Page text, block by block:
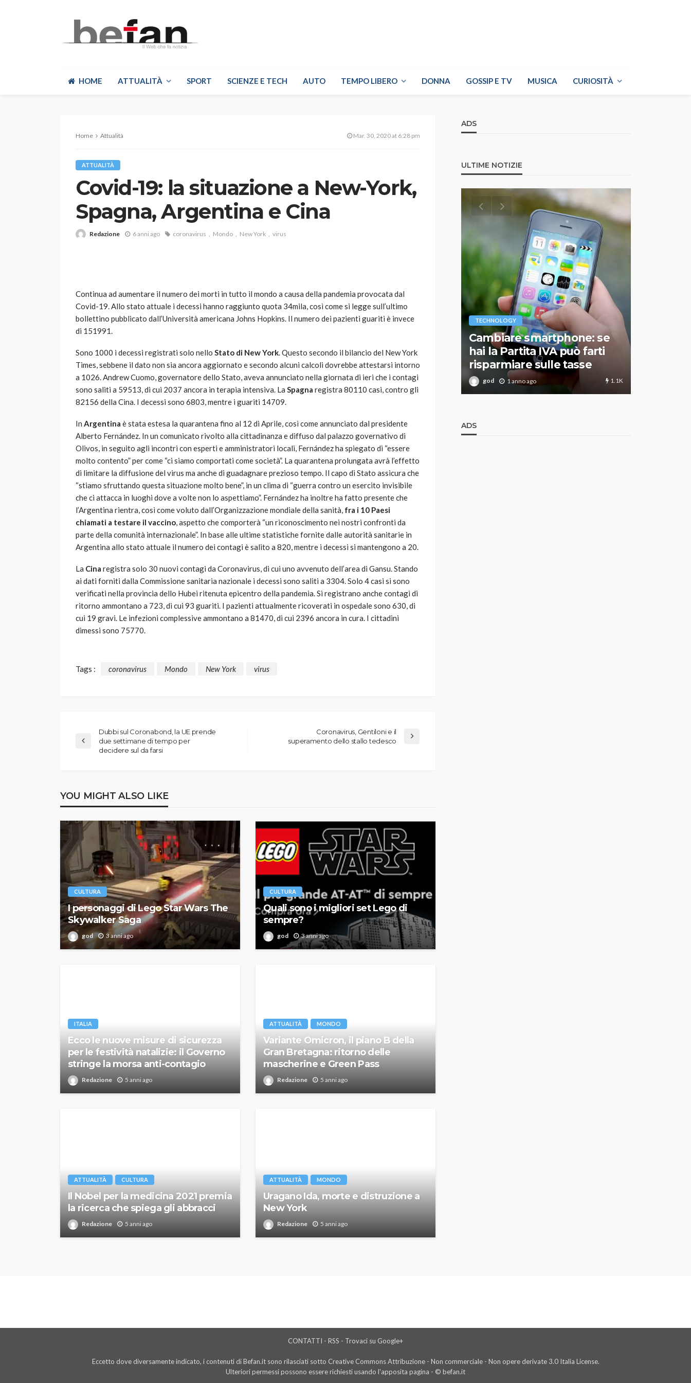
HOME ATTUALITÀ SPORT SCIENZE E TECH AUTO TEMPO LIBERO DONNA GOSSIP E TV MUSICA CURIOSITÀ
Home Attualità Mar. 30, 2020 at 6:28 pm
ATTUALITÀ
Covid-19: la situazione a New-York,
Spagna, Argentina e Cina
Redazione 6 anni ago coronavirus Mondo New York virus
Continua ad aumentare il numero dei morti in tutto il mondo a causa della pandemia provocata dal
Covid-19. Allo stato attuale i decessi hanno raggiunto quota 34mila, così come si legge sull’ultimo
bollettino pubblicato dall’Università americana Johns Hopkins. Il numero dei pazienti guariti è invece
di 151991.
Sono 1000 i decessi registrati solo nello Stato di New York. Questo secondo il bilancio del New York
Times, sebbene il dato non sia ancora aggiornato e secondo alcuni calcoli dovrebbe attestarsi intorno
a 1026. Andrew Cuomo, governatore dello Stato, aveva annunciato nella giornata di ieri che i contagi
sono saliti a 59513, di cui 2037 ancora in terapia intensiva. La Spagna registra 80110 casi, contro gli
82156 della Cina. I decessi sono 6803, mentre i guariti 14709.
In Argentina è stata estesa la quarantena fino al 12 di Aprile, così come annunciato dal presidente
Alberto Fernández. In un comunicato rivolto alla cittadinanza e diffuso dal palazzo governativo di
Olivos, in seguito agli incontri con esperti e amministratori locali, Fernández ha spiegato di “essere
molto contento” per come “ci siamo comportati come società”. La quarantena prolungata avrà l’effetto
di limitare la diffusione del virus ma anche di guadagnare prezioso tempo. Il capo di Stato assicura che
“stiamo sfruttando questa situazione molto bene”, in un clima di “guerra contro un esercito invisibile
che ci attacca in luoghi dove a volte non lo aspettiamo”. Fernández ha inoltre ha fatto presente che
l’Argentina rientra, così come voluto dall’Organizzazione mondiale della sanità, fra i 10 Paesi
chiamati a testare il vaccino, aspetto che comporterà “un riconoscimento nei nostri confronti da
parte della comunità internazionale”. In base alle ultime statistiche fornite dalle autorità sanitarie in
Argentina allo stato attuale il numero dei contagi è salito a 820, mentre i decessi si mantengono a 20.
La Cina registra solo 30 nuovi contagi da Coronavirus, di cui uno avvenuto dell’area di Gansu. Stando
ai dati forniti dalla Commissione sanitaria nazionale i decessi sono saliti a 3304. Solo 4 casi si sono
verificati nella provincia dello Hubei ritenuta epicentro della pandemia. Si registrano anche contagi di
ritorno ammontano a 723, di cui 93 guariti. I pazienti attualmente ricoverati in ospedale sono 630, di
cui 19 gravi. Le infezioni complessive ammontano a 81470, di cui 2396 ancora in cura. I cittadini
dimessi sono 75770.
Tags : coronavirus Mondo New York virus
Dubbi sul Coronabond, la UE prende
due settimane di tempo per
decidere sul da farsi
Coronavirus, Gentiloni e il
superamento dello stallo tedesco
YOU MIGHT ALSO LIKE
CULTURA
I personaggi di Lego Star Wars The
Skywalker Saga
god 3 anni ago
CULTURA
Quali sono i migliori set Lego di
sempre?
god 3 anni ago
ITALIA
Ecco le nuove misure di sicurezza
per le festività natalizie: il Governo
stringe la morsa anti-contagio
Redazione 5 anni ago
ATTUALITÀ MONDO
Variante Omicron, il piano B della
Gran Bretagna: ritorno delle
mascherine e Green Pass
Redazione 5 anni ago
ATTUALITÀ CULTURA
Il Nobel per la medicina 2021 premia
la ricerca che spiega gli abbracci
Redazione 5 anni ago
ATTUALITÀ MONDO
Uragano Ida, morte e distruzione a
New York
Redazione 5 anni ago
ADS
ULTIME NOTIZIE
Robot tagliaerba: quale
scegliere per il tuo prato
god 1 anno ago 785
AUTO SPORT
MG alle Final 8 di Coppa
Davis: tennis mondiale e
l’automobilismo
abbracciano la stessa causa
god 9 mesi ago
TECHNOLOGY
Cambiare smartphone: se
hai la Partita IVA può farti
risparmiare sulle tasse
god 1 anno ago 1.1K
ADS
CONTATTI - RSS - Trovaci su Google+
Eccetto dove diversamente indicato, i contenuti di Befan.it sono rilasciati sotto Creative Commons Attribuzione - Non commerciale - Non opere derivate 3.0 Italia License.
Ulteriori permessi possono essere richiesti usando l'apposita pagina - © befan.it